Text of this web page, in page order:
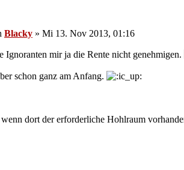
Blacky » Mi 13. Nov 2013, 01:16
mir ja die Rente nicht genehmigen.
schon ganz am Anfang.
dort der erforderliche Hohlraum